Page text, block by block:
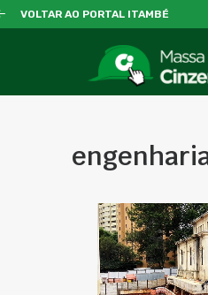
VOLTAR AO PORTAL ITAMBÉ